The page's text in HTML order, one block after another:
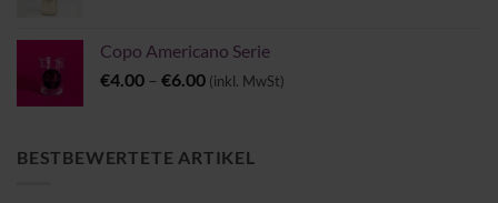
Copo Americano Serie
€4.00 – €6.00Preisspanne:
€6.00
(inkl. MwSt)
BESTBEWERTETE ARTIKEL